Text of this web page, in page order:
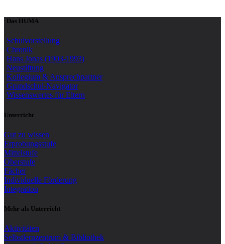
Das HUMA
Schulvorstellung
Chronik
Hans Jonas (1903-1993)
Neustiftung
Kollegium & Ansprechpartner
Grundschul-Navigator
Wissenswertes für Eltern
Unterricht
Gut zu wissen
Erprobungsstufe
Mittelstufe
Oberstufe
Fächer
Individuelle Förderung
Integration
Mehr als Unterricht
Aktivitäten
Selbstlernzentrum & Bibliothek